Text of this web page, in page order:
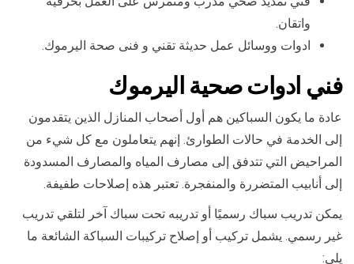
واتقان.
ادوات ووسائل عمل حديثة تقني و فنى صحة اليرموك.
فني ادوات صحية اليرموك
عادة ما يكون السباكين هم أول أصحاب المنازل الذين يتقدمون
إلى الخدمة في حالات الطوارئ. إنهم يتعاملون مع كل شيء من
المراحيض التي تتدفق إلى مصارف المياه والمصارف المسدودة
إلى أنابيب المتضررة والمنفجرة. تعتبر هذه إصلاحات طفيفة.
يمكن تدريب سباك رسميًا أو تدريبه تحت سباك آخر لتلقي تدريب
غير رسمي. يشمل تركيب أو إصلاح تركيبات السباكة الشائعة ما
يلي: